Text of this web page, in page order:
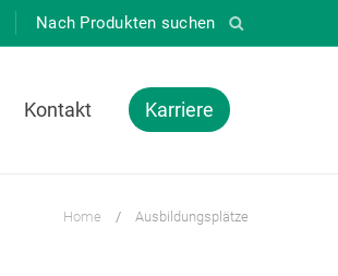
Kontakt Karriere
Home / Ausbildungsplätze